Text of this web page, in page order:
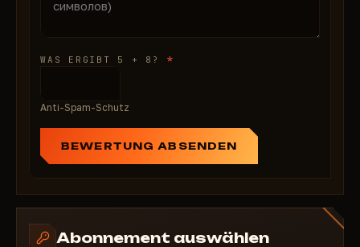
WAS ERGIBT 5 + 8? *
Anti-Spam-Schutz
BEWERTUNG ABSENDEN
Abonnement auswählen